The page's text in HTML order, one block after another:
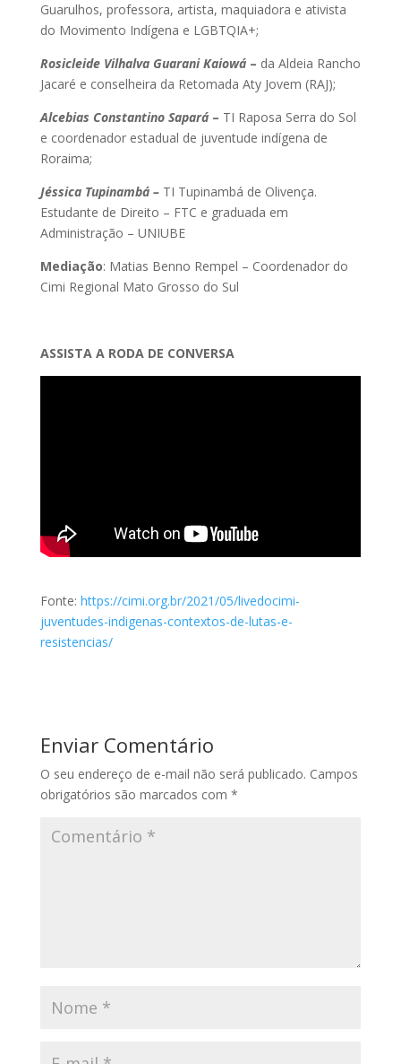
Guarulhos, professora, artista, maquiadora e ativista
do Movimento Indígena e LGBTQIA+;
Rosicleide Vilhalva Guarani Kaiowá– da Aldeia Rancho
Jacaré e conselheira da Retomada Aty Jovem (RAJ);
Alcebias Constantino Sapará– TI Raposa Serra do Sol
e coordenador estadual de juventude indígena de
Roraima;
Jéssica Tupinambá –TI Tupinambá de Olivença.
Estudante de Direito – FTC e graduada em
Administração – UNIUBE
Mediação: Matias Benno Rempel – Coordenador do
Cimi Regional Mato Grosso do Sul
ASSISTA A RODA DE CONVERSA
Fonte: https://cimi.org.br/2021/05/livedocimi-
juventudes-indigenas-contextos-de-lutas-e-
resistencias/
Enviar Comentário
O seu endereço de e-mail não será publicado. Campos
obrigatórios são marcados com *